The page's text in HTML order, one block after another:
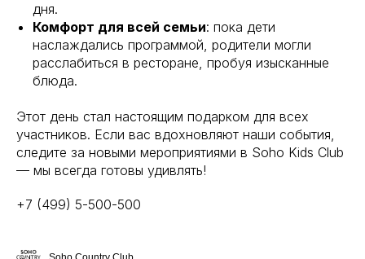
дня.
Комфорт для всей семьи: пока дети
наслаждались программой, родители могли
расслабиться в ресторане, пробуя изысканные
блюда.
Этот день стал настоящим подарком для всех
участников. Если вас вдохновляют наши события,
следите за новыми мероприятиями в Soho Kids Club
— мы всегда готовы удивлять!
+7 (499) 5-500-500